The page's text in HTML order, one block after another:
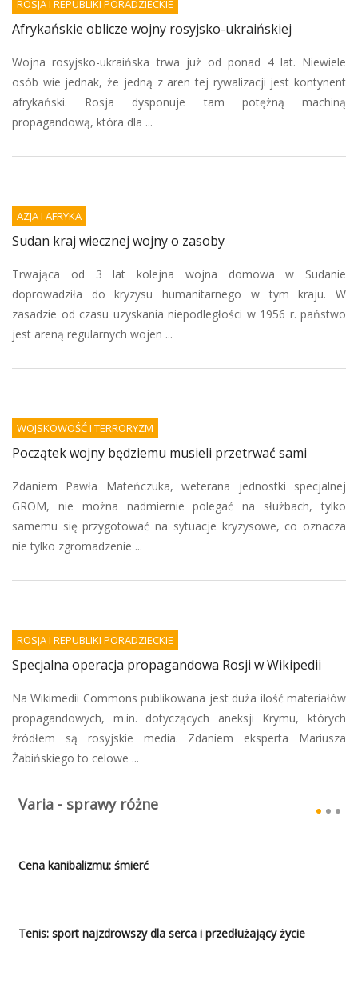
ROSJA I REPUBLIKI PORADZIECKIE
Afrykańskie oblicze wojny rosyjsko-ukraińskiej
Wojna rosyjsko-ukraińska trwa już od ponad 4 lat. Niewiele
osób wie jednak, że jedną z aren tej rywalizacji jest kontynent
afrykański. Rosja dysponuje tam potężną machiną
propagandową, która dla ...
AZJA I AFRYKA
Sudan kraj wiecznej wojny o zasoby
Trwająca od 3 lat kolejna wojna domowa w Sudanie
doprowadziła do kryzysu humanitarnego w tym kraju. W
zasadzie od czasu uzyskania niepodległości w 1956 r. państwo
jest areną regularnych wojen ...
WOJSKOWOŚĆ I TERRORYZM
Początek wojny będziemu musieli przetrwać sami
Zdaniem Pawła Mateńczuka, weterana jednostki specjalnej
GROM, nie można nadmiernie polegać na służbach, tylko
samemu się przygotować na sytuacje kryzysowe, co oznacza
nie tylko zgromadzenie ...
ROSJA I REPUBLIKI PORADZIECKIE
Specjalna operacja propagandowa Rosji w Wikipedii
Na Wikimedii Commons publikowana jest duża ilość materiałów
propagandowych, m.in. dotyczących aneksji Krymu, których
źródłem są rosyjskie media. Zdaniem eksperta Mariusza
Żabińskiego to celowe ...
Varia - sprawy różne
Cena kanibalizmu: śmierć
Tenis: sport najzdrowszy dla serca i przedłużający życie